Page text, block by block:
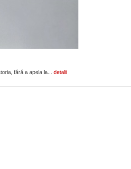
fără a apela la... detalii